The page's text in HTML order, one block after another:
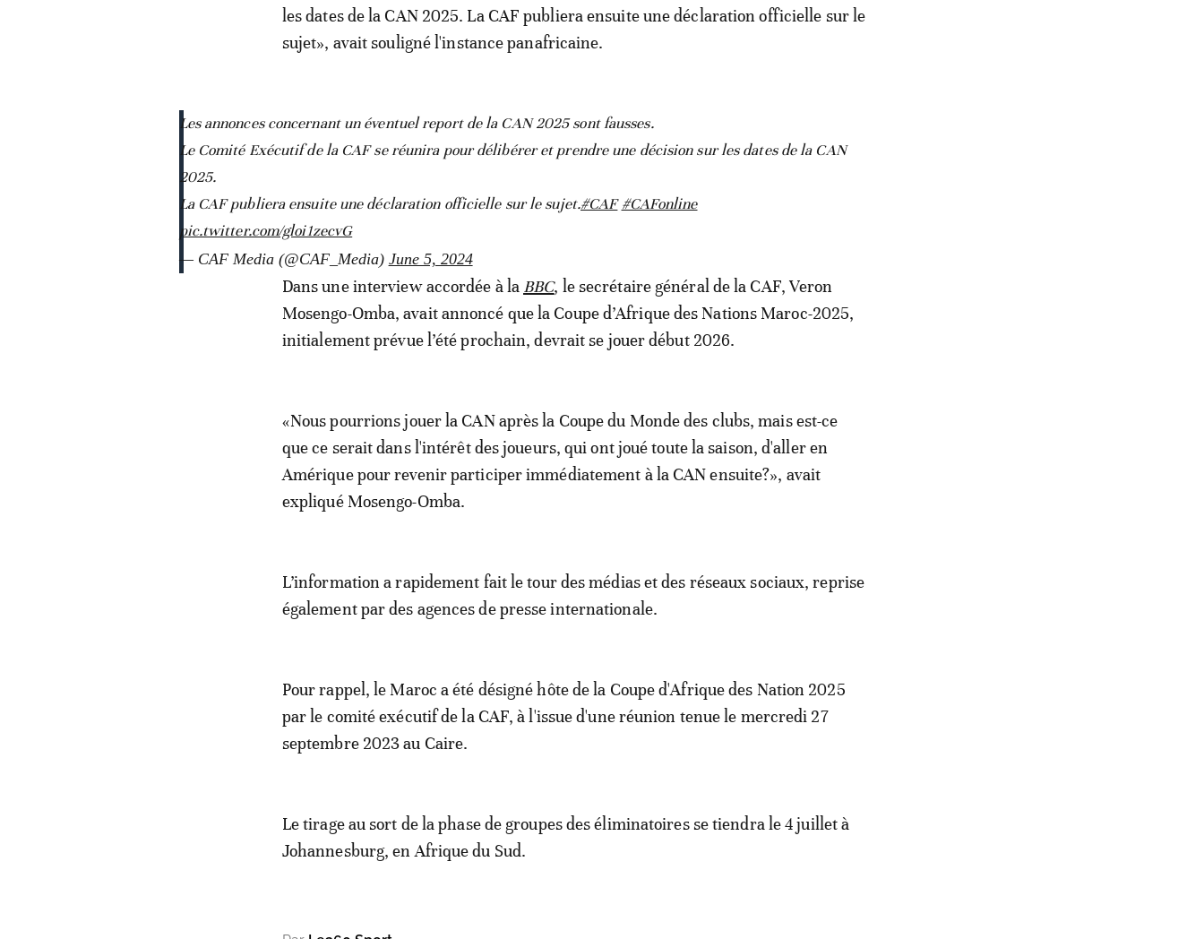
les dates de la CAN 2025. La CAF publiera ensuite une déclaration officielle sur le
sujet», avait souligné l'instance panafricaine.
Les annonces concernant un éventuel report de la CAN 2025 sont fausses.
Le Comité Exécutif de la CAF se réunira pour délibérer et prendre une décision sur les dates de la CAN
2025.
La CAF publiera ensuite une déclaration officielle sur le sujet.#CAF #CAFonline
pic.twitter.com/gloi1zecvG
— CAF Media (@CAF_Media) June 5, 2024
Dans une interview accordée à la BBC, le secrétaire général de la CAF, Veron
Mosengo-Omba, avait annoncé que la Coupe d’Afrique des Nations Maroc-2025,
initialement prévue l’été prochain, devrait se jouer début 2026.
«Nous pourrions jouer la CAN après la Coupe du Monde des clubs, mais est-ce
que ce serait dans l'intérêt des joueurs, qui ont joué toute la saison, d'aller en
Amérique pour revenir participer immédiatement à la CAN ensuite?», avait
expliqué Mosengo-Omba.
L’information a rapidement fait le tour des médias et des réseaux sociaux, reprise
également par des agences de presse internationale.
Pour rappel, le Maroc a été désigné hôte de la Coupe d'Afrique des Nation 2025
par le comité exécutif de la CAF, à l'issue d'une réunion tenue le mercredi 27
septembre 2023 au Caire.
Le tirage au sort de la phase de groupes des éliminatoires se tiendra le 4 juillet à
Johannesburg, en Afrique du Sud.